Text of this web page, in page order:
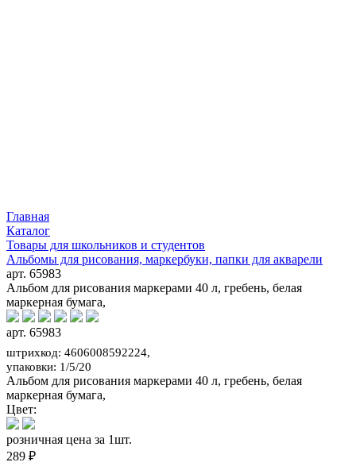
Главная
Каталог
Товары для школьников и студентов
Альбомы для рисования, маркербуки, папки для акварели
арт. 65983
Альбом для рисования маркерами 40 л, гребень, белая
маркерная бумага,
арт. 65983
штрихкод: 4606008592224,
упаковки: 1/5/20
Альбом для рисования маркерами 40 л, гребень, белая
маркерная бумага,
Цвет:
розничная цена за 1шт.
289 ₽